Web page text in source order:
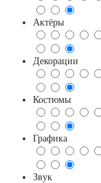
Актёры
Декорации
Костюмы
Графика
Звук